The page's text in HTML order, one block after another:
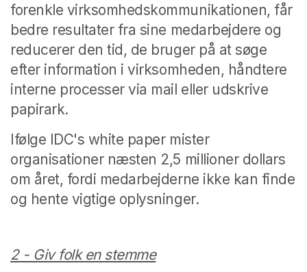
forenkle virksomhedskommunikationen, får
bedre resultater fra sine medarbejdere og
reducerer den tid, de bruger på at søge
efter information i virksomheden, håndtere
interne processer via mail eller udskrive
papirark.
Ifølge IDC's white paper mister
organisationer næsten 2,5 millioner dollars
om året, fordi medarbejderne ikke kan finde
og hente vigtige oplysninger.
2 - Giv folk en stemme